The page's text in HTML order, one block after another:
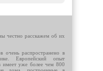
честно расскажем об их
очень распространено в
Европейский опыт
имеет уже более чем 800
дома, построенные в